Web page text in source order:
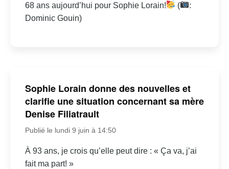
68 ans aujourd’hui pour Sophie Lorain! (
:
Dominic Gouin)
Sophie Lorain donne des nouvelles et
clarifie une situation concernant sa mère
Denise Filiatrault
Publié le lundi 9 juin à 14:50
À 93 ans, je crois qu’elle peut dire : « Ça va, j’ai
fait ma part! »